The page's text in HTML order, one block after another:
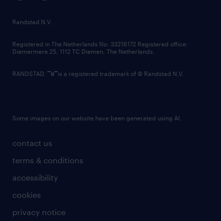
randstad innovation fund
country websites
contact us
terms & conditions
accessibility
cookies
privacy notice
Randstad N.V.
Registered in The Netherlands No: 33216172 Registered office:
Diemermere 25, 1112 TC Diemen, The Netherlands.
RANDSTAD, is a registered trademark of © Randstad N.V.
Some images on our website have been generated using AI.